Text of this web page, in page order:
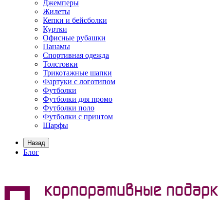
Джемперы
Жилеты
Кепки и бейсболки
Куртки
Офисные рубашки
Панамы
Спортивная одежда
Толстовки
Трикотажные шапки
Фартуки с логотипом
Футболки
Футболки для промо
Футболки поло
Футболки с принтом
Шарфы
Назад
Блог